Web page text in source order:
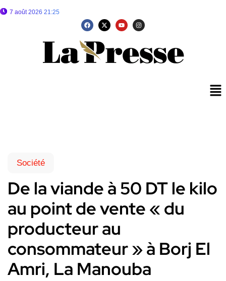
7 août 2026 21:25
Société
De la viande à 50 DT le kilo
au point de vente « du
producteur au
consommateur » à Borj El
Amri, La Manouba